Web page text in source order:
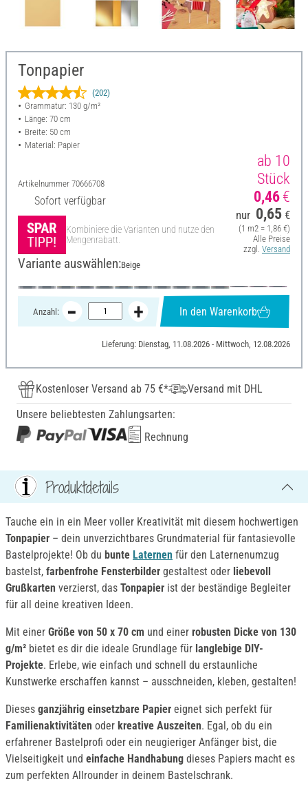
Tonpapier
(202)
Grammatur: 130 g/m²
Länge: 70 cm
Breite: 50 cm
Material: Papier
Artikelnummer 70666708
Sofort verfügbar
Kombiniere die Varianten und nutze den
Mengenrabatt.
ab 10
Stück
0,46€
nur 0,65 €
(1 m2 = 1,86 €)
Alle Preise
zzgl. Versand
Variante auswählen:Beige
Anzahl: In den Warenkorb
Lieferung: Dienstag, 11.08.2026 - Mittwoch, 12.08.2026
Kostenloser Versand ab 75 €*
Versand mit DHL
Unsere beliebtesten Zahlungsarten:
Rechnung
Produktdetails
Tauche ein in ein Meer voller Kreativität mit diesem hochwertigen
Tonpapier – dein unverzichtbares Grundmaterial für fantasievolle
Bastelprojekte! Ob du bunte Laternen für den Laternenumzug
bastelst, farbenfrohe Fensterbilder gestaltest oder liebevoll
Grußkarten verzierst, das Tonpapier ist der beständige Begleiter
für all deine kreativen Ideen.
Mit einer Größe von 50 x 70 cm und einer robusten Dicke von 130
g/m² bietet es dir die ideale Grundlage für langlebige DIY-
Projekte. Erlebe, wie einfach und schnell du erstaunliche
Kunstwerke erschaffen kannst – ausschneiden, kleben, gestalten!
Dieses ganzjährig einsetzbare Papier eignet sich perfekt für
Familienaktivitäten oder kreative Auszeiten. Egal, ob du ein
erfahrener Bastelprofi oder ein neugieriger Anfänger bist, die
Vielseitigkeit und einfache Handhabung dieses Papiers macht es
zum perfekten Allrounder in deinem Bastelschrank.